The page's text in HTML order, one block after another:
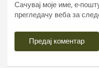
Сачувај моје име, е-
прегледачу веба за